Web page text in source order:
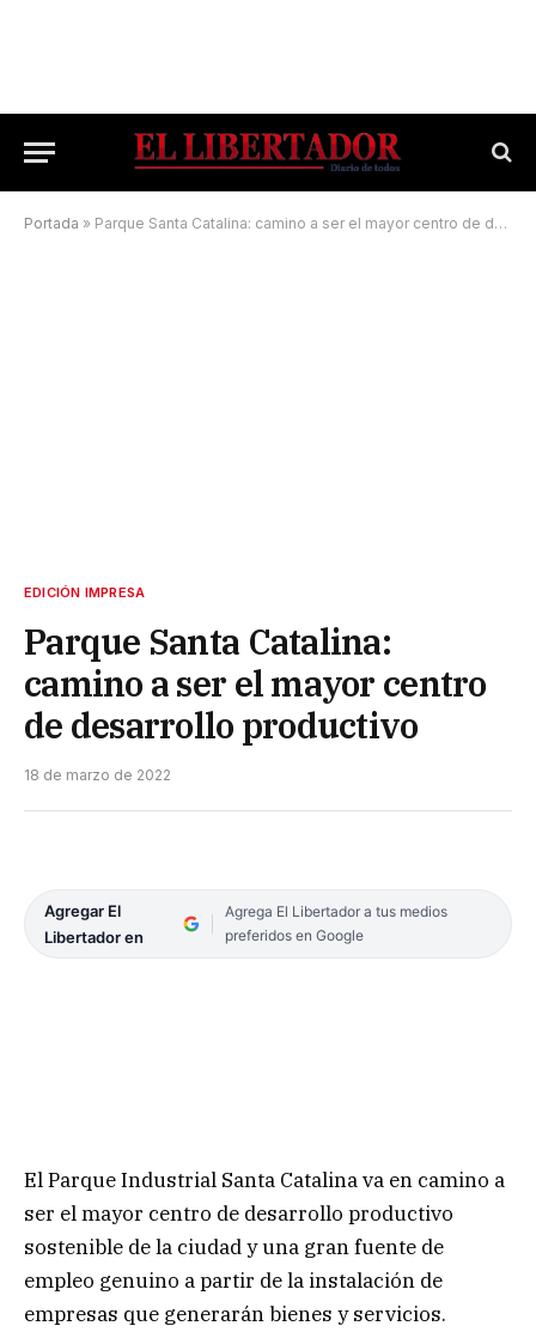
Portada » Parque Santa Catalina: camino a ser el mayor centro de desarrollo productivo
EDICIÓN IMPRESA
Parque Santa Catalina:
camino a ser el mayor centro
de desarrollo productivo
18 de marzo de 2022
Agregar El
Libertador en
Agrega El Libertador a tus medios
preferidos en Google
El Parque Industrial Santa Catalina va en camino a
ser el mayor centro de desarrollo productivo
sostenible de la ciudad y una gran fuente de
empleo genuino a partir de la instalación de
empresas que generarán bienes y servicios.